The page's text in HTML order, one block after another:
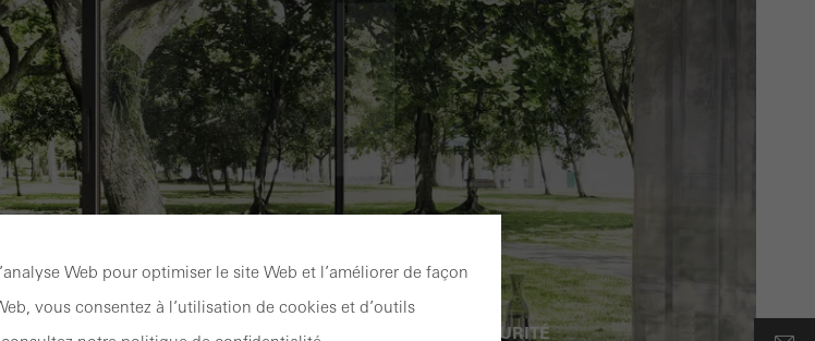
CONFORT SÉCURITÉ
Web pour optimiser le site Web et l’améliorer de façon
vous consentez à l’utilisation de cookies et d’outils